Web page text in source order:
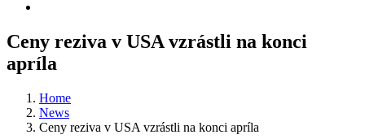
Ceny reziva v USA vzrástli na konci
apríla
Home
News
Ceny reziva v USA vzrástli na konci apríla